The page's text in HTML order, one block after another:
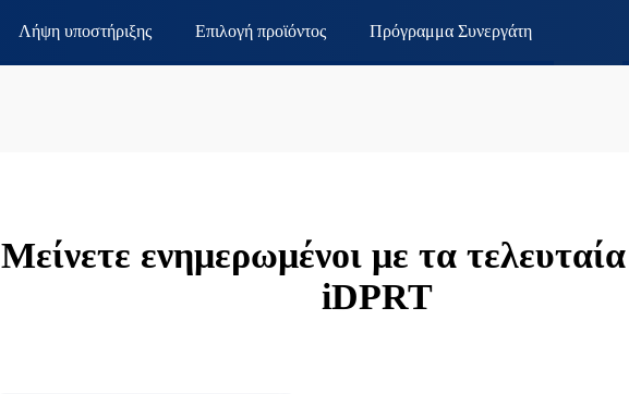
Λήψη υποστήριξης Επιλογή προϊόντος Πρόγραμμα Συνεργάτη
Μείνετε ενημερωμένοι με τα
iDPRT